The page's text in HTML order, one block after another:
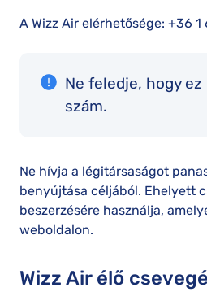
A Wizz Air elérhetősége: +36 1
Ne feledje, hogy
szám.
Ne hívja a légitársaságot
benyújtása céljából. Ehelyett
beszerzésére használja,
weboldalon.
Wizz Air élő